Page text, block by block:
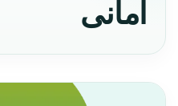
امانی